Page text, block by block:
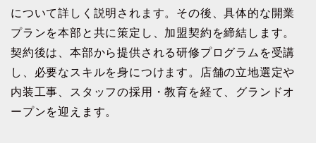
について詳しく説明されます。その後、具体的な開業
プランを本部と共に策定し、加盟契約を締結します。
契約後は、本部から提供される研修プログラムを受講
し、必要なスキルを身につけます。店舗の立地選定や
内装工事、スタッフの採用・教育を経て、グランドオ
ープンを迎えます。